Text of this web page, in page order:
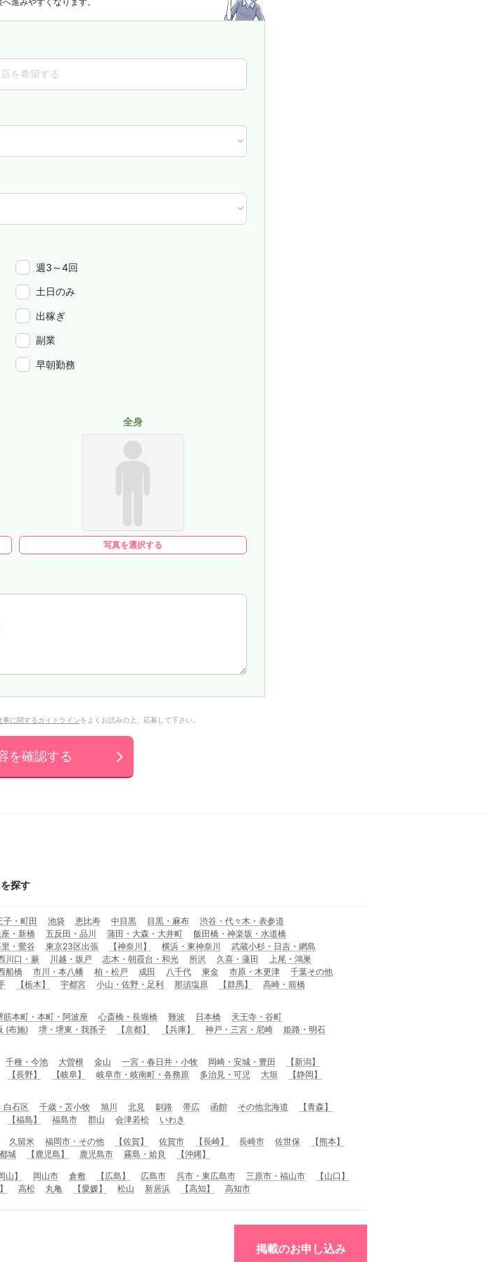
を希望する
週3～4回
土日のみ
出稼ぎ
副業
早朝勤務
全身
写真を選択する
事に関するガイドラインをよくお読みの上、応募して下さい。
を確認する
探す
子・町田 池袋 恵比寿 中目黒 目黒・麻布
渋谷・代々木・表参道
・新橋 五反田・品川 蒲田・大森・大井町
飯田橋・神楽坂・水道橋
里・鶯谷 東京23区出張 【神奈川】 横浜・東神奈川
武蔵小杉・日吉・網島
川口・蕨 川越・坂戸 志木・朝霞台・和光 所沢 久喜・蓮田
上尾・鴻巣
船橋 市川・本八幡 柏・松戸 成田 八千代 東金 市原・木更津
千葉その他
【栃木】 宇都宮 小山・佐野・足利 那須塩原 【群馬】
高崎・前橋
筋本町・本町・阿波座 心斎橋・長堀橋 難波 日本橋
天王寺・谷町
(布施) 堺・堺東・我孫子 【京都】 【兵庫】 神戸・三宮・尼崎
姫路・明石
千種・今池 大曽根 金山 一宮・春日井・小牧 岡崎・安城・豊田
【新潟】
【長野】 【岐阜】 岐阜市・岐南町・各務原 多治見・可児 大垣
【静岡】
白石区 千歳・苫小牧 旭川 北見 釧路 帯広 函館 その他北海道
【青森】
【福島】 福島市 郡山 会津若松 いわき
久留米 福岡市・その他 【佐賀】 佐賀市 【長崎】 長崎市 佐世保
【熊本】
都城 【鹿児島】 鹿児島市 霧島・姶良 【沖縄】
山】 岡山市 倉敷 【広島】 広島市 呉市・東広島市 三原市・福山市
【山口】
高松 丸亀 【愛媛】 松山 新居浜 【高知】 高知市
掲載のお申し込み